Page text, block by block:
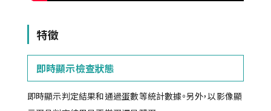
特徵
即時顯示檢查狀態
即時顯示判定結果和通過蛋數等統計數據。另外，以影像顯